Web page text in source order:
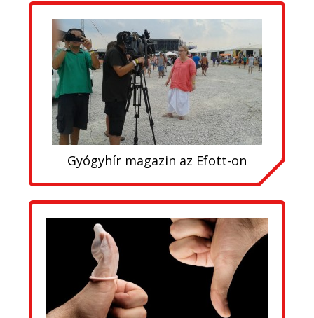
Gyógyhír magazin az Efott-on